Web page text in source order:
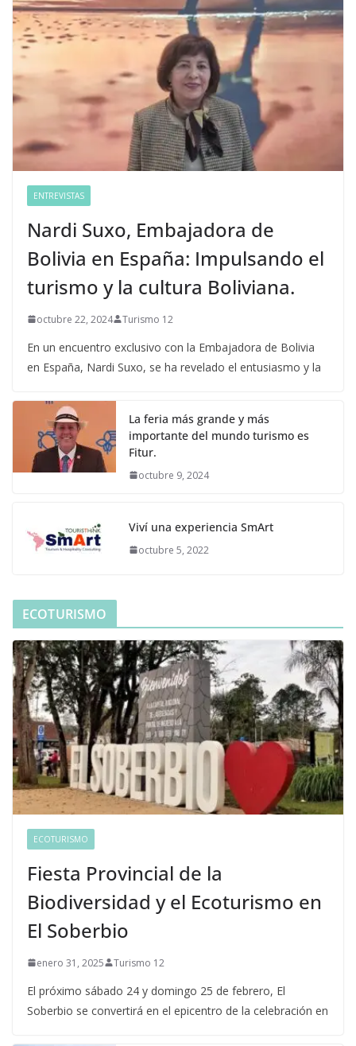
ENTREVISTAS
Nardi Suxo, Embajadora de
Bolivia en España: Impulsando el
turismo y la cultura Boliviana.
octubre 22, 2024 Turismo 12
En un encuentro exclusivo con la Embajadora de Bolivia
en España, Nardi Suxo, se ha revelado el entusiasmo y la
La feria más grande y más
importante del mundo turismo es
Fitur.
octubre 9, 2024
Viví una experiencia SmArt
octubre 5, 2022
ECOTURISMO
ECOTURISMO
Fiesta Provincial de la
Biodiversidad y el Ecoturismo en
El Soberbio
enero 31, 2025 Turismo 12
El próximo sábado 24 y domingo 25 de febrero, El
Soberbio se convertirá en el epicentro de la celebración en